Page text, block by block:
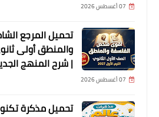
07 أغسطس 2026
تحميل المرجع
| شرح المنهج
07 أغسطس 2026
تحميل مذكرة